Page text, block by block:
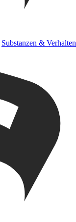
Substanzen & Verhalten